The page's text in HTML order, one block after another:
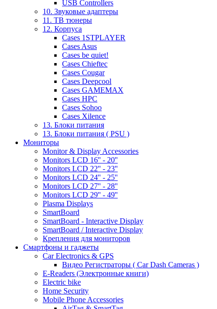
USB Controllers
10. Звуковые адаптеры
11. ТВ тюнеры
12. Корпуса
Cases 1STPLAYER
Cases Asus
Cases be quiet!
Cases Chieftec
Cases Cougar
Cases Deepcool
Cases GAMEMAX
Cases HPC
Cases Sohoo
Cases Xilence
13. Блоки питания
13. Блоки питания ( PSU )
Мониторы
Monitor & Display Accessories
Monitors LCD 16'' - 20''
Monitors LCD 22'' - 23''
Monitors LCD 24'' - 25''
Monitors LCD 27'' - 28''
Monitors LCD 29'' - 49''
Plasma Displays
SmartBoard
SmartBoard - Interactive Display
SmartBoard / Interactive Display
Крепления для мониторов
Смартфоны и гаджеты
Car Electronics & GPS
Видео Регистраторы ( Car Dash Cameras )
E-Readers (Электронные книги)
Electric bike
Home Security
Mobile Phone Accessories